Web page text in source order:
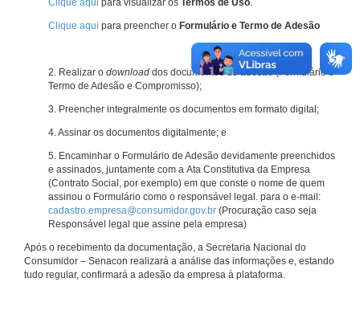
Clique aqui para visualizar os Termos de Uso.
Clique aqui para preencher o Formulário e Termo de Adesão
2. Realizar o download dos documentos de adesão (Formulário e
Termo de Adesão e Compromisso);
3. Preencher integralmente os documentos em formato digital;
4. Assinar os documentos digitalmente; e
5. Encaminhar o Formulário de Adesão devidamente preenchidos
e assinados, juntamente com a Ata Constitutiva da Empresa
(Contrato Social, por exemplo) em que conste o nome de quem
assinou o Formulário como o responsável legal. para o e-mail:
cadastro.empresa@consumidor.gov.br (Procuração caso seja
Responsável legal que assine pela empresa)
Após o recebimento da documentação, a Secretaria Nacional do
Consumidor – Senacon realizará a análise das informações e, estando
tudo regular, confirmará a adesão da empresa à plataforma.